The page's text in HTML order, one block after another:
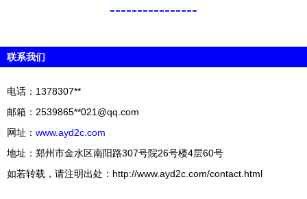
----------------
联系我们
电话：1378307**
邮箱：2539865**021@qq.com
网址： www.ayd2c.com
地址：郑州市金水区南阳路307号院26号楼4层60号
如若转载，请注明出处：http://www.ayd2c.com/contact.html